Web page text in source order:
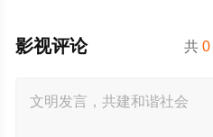
共0
影视评论